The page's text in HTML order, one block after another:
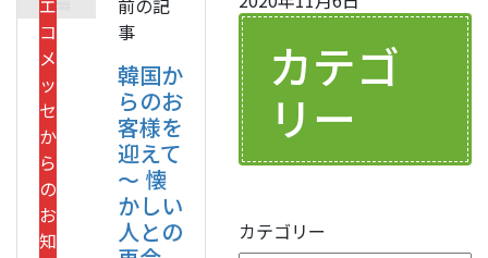
エ
コ
メ
ッ
セ
か
ら
の
お
知
前の記
事
韓国か
らのお
客様を
迎えて
～ 懐
かしい
人との
カテゴ
リー
カテゴリー